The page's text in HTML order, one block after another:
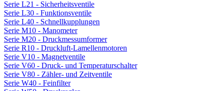
Serie L21 - Sicherheitsventile
Serie L30 - Funktionsventile
Serie L40 - Schnellkupplungen
Serie M10 - Manometer
Serie M20 - Druckmessumformer
Serie R10 - Druckluft-Lamellenmotoren
Serie V10 - Magnetventile
Serie V60 - Druck- und Temperaturschalter
Serie V80 - Zähler- und Zeitventile
Serie W40 - Feinfilter